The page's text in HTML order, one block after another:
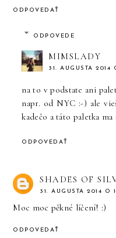
ODPOVEDAŤ
ODPOVEDE
MIMSLADY
31. AUGUSTA 2014
na to v podstate ani
napr. od NYC :-) ale
kadečo a táto paletka
ODPOVEDAŤ
SHADES OF
31. AUGUSTA 2014 O
Moc moc pěkné líčení! :)
ODPOVEDAŤ